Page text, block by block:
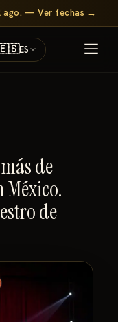
ago. — Ver fechas →
ES
de
México.
de